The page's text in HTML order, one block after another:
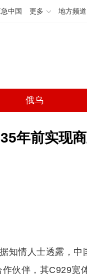
中国 更多 地方频道
俄乌
年前实现
知情人士透露，
伙伴，其C929宽